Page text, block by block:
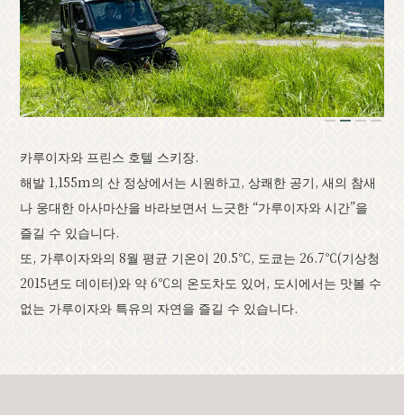
클래식
이벤트 정보
공지 오시는 길
브로슈어 일람
관광협회 소개
バナー広告案内
PR
카루이자와 프린스 호텔 스키장.
해발 1,155m의 산 정상에서는 시원하고, 상쾌한 공기, 새의 참새
나 웅대한 아사마산을 바라보면서 느긋한 “가루이자와 시간”을
즐길 수 있습니다.
또, 가루이자와의 8월 평균 기온이 20.5℃, 도쿄는 26.7℃(기상청
2015년도 데이터)와 약 6℃의 온도차도 있어, 도시에서는 맛볼 수
없는 가루이자와 특유의 자연을 즐길 수 있습니다.